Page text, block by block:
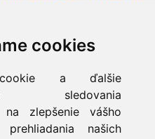
cookies
a ďalšie
sledovania
na zlepšenie vášho
našich